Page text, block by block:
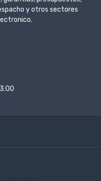
y otros sectores